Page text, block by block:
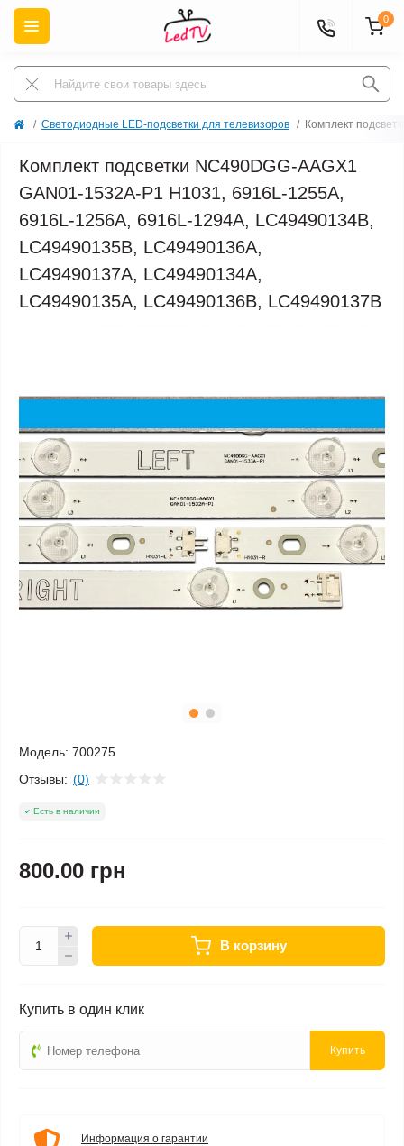
0
Светодиодные LED-подсветки для телевизоров Комплект
Комплект подсветки NC490DGG-AAGX1
GAN01-1532A-P1 H1031, 6916L-1255A,
6916L-1256A, 6916L-1294A, LC49490134B,
LC49490135B, LC49490136A,
LC49490137A, LC49490134A,
LC49490135A, LC49490136B, LC49490137B
Модель: 700275
Отзывы: (0)
Есть в наличии
800.00 грн
В корзину
Купить в один клик
Купить
Информация о гарантии